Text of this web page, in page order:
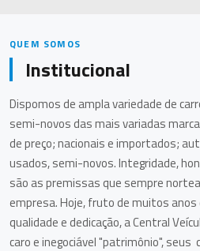
QUEM SOMOS
Institucional
Dispomos de ampla variedade de
semi-novos das mais variadas
de preço; nacionais e importados;
usados, semi-novos. Integridade,
são as premissas que sempre
empresa. Hoje, fruto de muitos
qualidade e dedicação, a Central
caro e inegociável "patrimônio", seus